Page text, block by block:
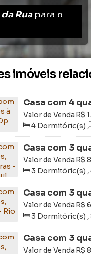
Ruapara o
imóveis
Casa com 4
R$
Valor de Venda
Rio do Sul, Santa
4 Dormitório(s) ,
Casa com 3
R$
Valor de Venda
Sul, Santa
3 Dormitório(s) ,
297m², Terreno:
30m
Lado
Casa com 3
R$
Valor de Venda
Rio do Sul, Santa
3 Dormitório(s) ,
150m², Terreno:
Casa com 3
R$
Valor de Venda